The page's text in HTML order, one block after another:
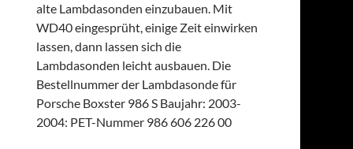
alte Lambdasonden einzubauen. Mit
WD40 eingesprüht, einige Zeit einwirken
lassen, dann lassen sich die
Lambdasonden leicht ausbauen. Die
Bestellnummer der Lambdasonde für
Porsche Boxster 986 S Baujahr: 2003-
2004: PET-Nummer 986 606 226 00